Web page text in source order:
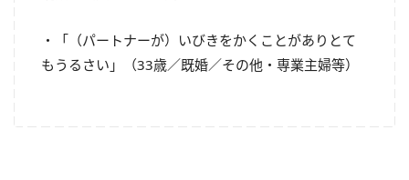
・「（パートナーが）いびきをかくことがありとて
もうるさい」（33歳／既婚／その他・専業主婦等）